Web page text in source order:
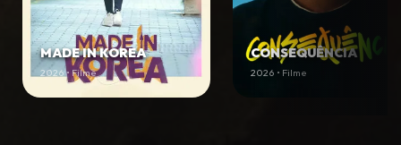
MADE IN KOREA
2026 • Filme
CONSEQUÊNCIA
2026 • Filme